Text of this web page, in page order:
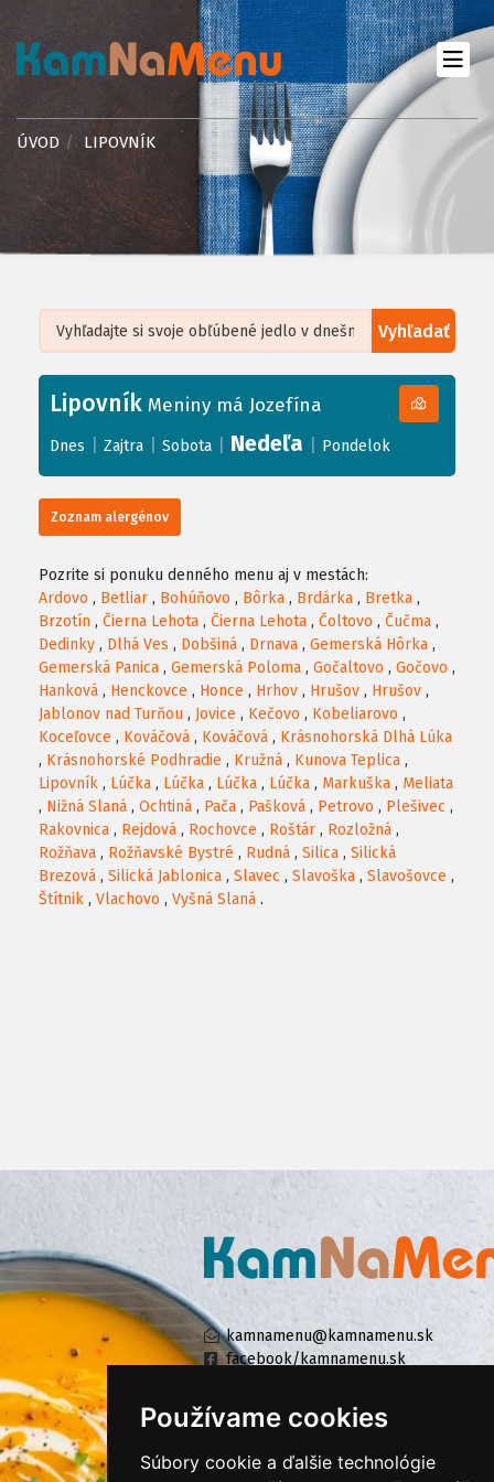
Používame cookies
Súbory cookie a ďalšie technológie
ÚVOD LIPOVNÍK
Vyhľadať
+
−
Leaflet| ©OpenStreetMap, Tiles courtesy ofHumanitarian OpenStreetMap
Lipovník Meniny má Jozefína
Dnes Zajtra Sobota Nedeľa Pondelok
Zoznam alergénov
Pozrite si ponuku denného menu aj v mestách:
Ardovo , Betliar , Bohúňovo , Bôrka , Brdárka , Bretka ,
Brzotín , Čierna Lehota , Čierna Lehota , Čoltovo , Čučma ,
Dedinky , Dlhá Ves , Dobšiná , Drnava , Gemerská Hôrka ,
Gemerská Panica , Gemerská Poloma , Gočaltovo , Gočovo ,
Hanková , Henckovce , Honce , Hrhov , Hrušov , Hrušov ,
Jablonov nad Turňou , Jovice , Kečovo , Kobeliarovo ,
Koceľovce , Kováčová , Kováčová , Krásnohorská Dlhá Lúka
, Krásnohorské Podhradie , Kružná , Kunova Teplica ,
Lipovník , Lúčka , Lúčka , Lúčka , Lúčka , Markuška , Meliata
, Nižná Slaná , Ochtiná , Pača , Pašková , Petrovo , Plešivec ,
Rakovnica , Rejdová , Rochovce , Roštár , Rozložná ,
Rožňava , Rožňavské Bystré , Rudná , Silica , Silická
Brezová , Silická Jablonica , Slavec , Slavoška , Slavošovce ,
Štítnik , Vlachovo , Vyšná Slaná .
kamnamenu@kamnamenu.sk
facebook/kamnamenu.sk
KONTAKTUJTE NÁS